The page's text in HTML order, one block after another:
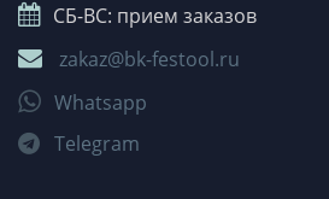
СБ-ВС: прием заказов
zakaz@bk-festool.ru
Whatsapp
Telegram